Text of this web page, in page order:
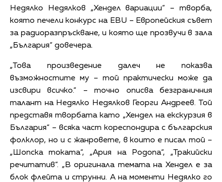
Недялко Недялков „Хендел вариации“ – творба,
която печели конкурс на EBU – Европейския съвет
за радиоразпръскване, и която ще прозвучи в зала
„България“ довечера.
„Това произведение далеч не показва
възможностите му – той практически може да
изсвири всичко.“ – точно описва безграничния
талант на Недялко Недялков Георги Андреев. Той
представя творбата като „Хендел на екскурзия в
България“ – всяка част кореспондира с българския
фолклор, но и с жанровете, в които е писал той –
„Шопска токата“, „Ария на Родопа“, „Тракийски
речитатив“. „В оригинала темата на Хендел е за
блок флейта и струнни. А на моменти Недялко го